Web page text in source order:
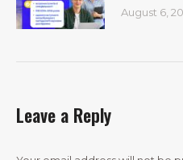
August 6,
Leave a Reply